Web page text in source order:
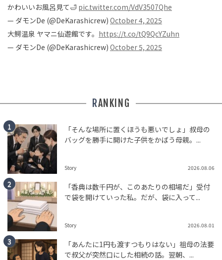
かわいいお風呂見て🛁 pic.twitter.com/VdV3507Qhe
— ダモンDe (@DeKarashicrew) October 4, 2025
大鰐温泉 ヤマニ仙遊館です。 https://t.co/tQ9QcYZuhn
— ダモンDe (@DeKarashicrew) October 5, 2025
RANKING
「そんな場所に置くほうも悪いでしょ」叔母の
バッグを勝手に開けた子供をかばう母親。...
Story 2026.08.06
「香典は数千円が、このあたりの相場だ」受付
で袋を開けていった私。だが、袋に入って...
Story 2026.08.01
「あんたに1円も渡すつもりはない」祖母の法要
で叔父が突然口にした相続の話。翌朝、...